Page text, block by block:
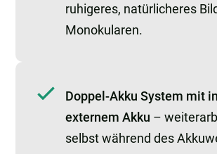
ruhigeres, natürlicheres
Monokularen.
Doppel-Akku System mit
externem Akku –
selbst während des